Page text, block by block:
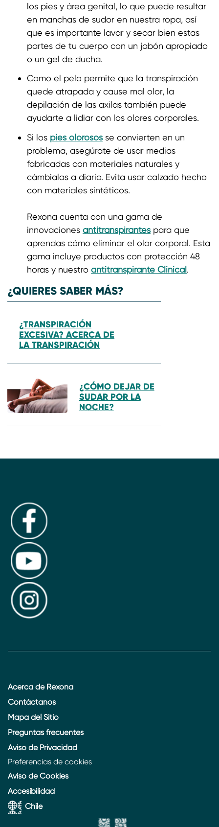
los pies y área genital, lo que puede resultar
en manchas de sudor en nuestra ropa, así
que es importante lavar y secar bien estas
partes de tu cuerpo con un jabón apropiado
o un gel de ducha.
Como el pelo permite que la transpiración
quede atrapada y cause mal olor, la
depilación de las axilas también puede
ayudarte a lidiar con los olores corporales.
Si los pies olorososse convierten en un
problema, asegúrate de usar medias
fabricadas con materiales naturales y
cámbialas a diario. Evita usar calzado hecho
con materiales sintéticos.
Rexona cuenta con una gama de
innovaciones antitranspirantespara que
aprendas cómo eliminar el olor corporal. Esta
gama incluye productos con protección 48
horas y nuestro antitranspirante Clinical.
¿QUIERES SABER MÁS?
¿TRANSPIRACIÓN
EXCESIVA? ACERCA DE
LA TRANSPIRACIÓN
¿CÓMO DEJAR DE
SUDAR POR LA
NOCHE?
Acerca de Rexona
Contáctanos
Mapa del Sitio
Preguntas frecuentes
Aviso de Privacidad
Preferencias de cookies
Aviso de Cookies
Accesibilidad
Chile